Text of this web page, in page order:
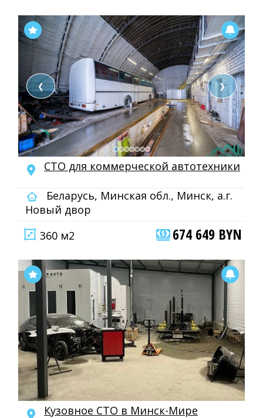
❮ ❯
СТО для коммерческой автотехники
Беларусь, Минская обл., Минск, а.г.
Новый двор
360 м2
674 649 BYN
Кузовное СТО в Минск-Мире